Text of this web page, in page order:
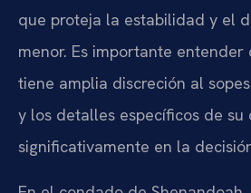
que proteja la estabilidad y el
menor. Es importante
tiene amplia discreción al
y los detalles específicos de su
significativamente en la